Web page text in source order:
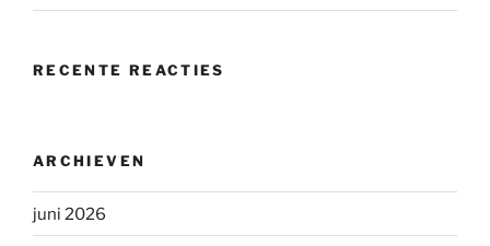
RECENTE REACTIES
ARCHIEVEN
juni 2026